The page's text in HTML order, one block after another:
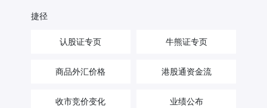
捷径
认股证专页 牛熊证专页
商品外汇价格 港股通资金流
收市竞价变化 业绩公布